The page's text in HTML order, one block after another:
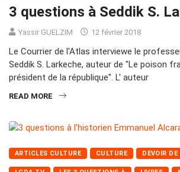
3 questions à Seddik S.
Yassir GUELZIM 12 février 2018
Le Courrier de l'Atlas interviewe le
Seddik S. Larkeche, auteur de "Le poison
président de la république". L' auteur
READ MORE
ARTICLES CULTURE CULTURE DEVOIR